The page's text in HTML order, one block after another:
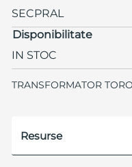
SECPRAL
Disponibilitate
IN STOC
TRANSFORMATOR
Resurse